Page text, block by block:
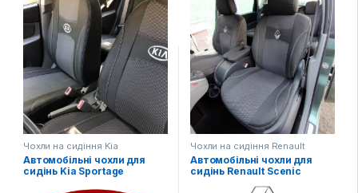
сидінь
Автомобільні чохли для
пасажирського OPEL COMBO
C 5 місць Ви можете знайти
тут.
комплектацією автівки),
підлокітники і фальшпанелі
(якщо є у моделі)
Шов: Подвійна відстрочка
Лого: Логотип марки авто
на чохлах для передніх
сидінь
Чохли на сидіння Kia
Автомобільні чохли для
сидінь Kia Sportage
Чохли на сидіння Renault
Автомобільні чохли для
сидінь Renault Scenic